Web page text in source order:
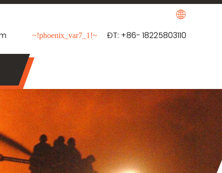
~!phoenix_var7_1!~ ĐT: +86- 18225803110